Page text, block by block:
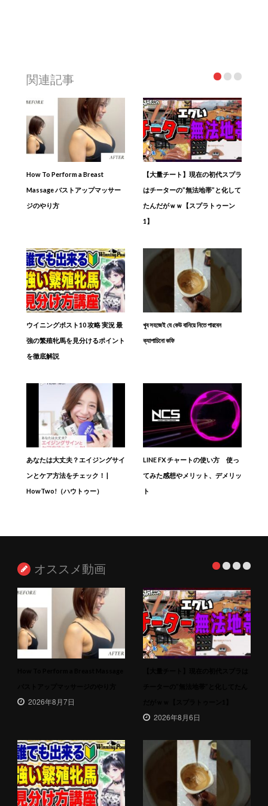
関連記事
How To Perform a Breast
Massage バストアップマッサー
ジのやり方
【大量チート】現在の初代スプラ
はチーターの”無法地帯”と化して
たんだがｗｗ【スプラトゥーン
1】
ウイニングポスト10 攻略 実況 最
強の繁殖牝馬を見分けるポイント
を徹底解説
খুব সহজেই যে কেউ বানিয়ে নিতে পারবেন
ক্যাপাচিনো কফি
あなたは大丈夫？エイジングサイ
ンとケア方法をチェック！ |
HowTwo!（ハウトゥー）
LINE FX チャートの使い方 使っ
てみた感想やメリット、デメリッ
ト
オススメ動画
2026年8月7日
2026年8月6日